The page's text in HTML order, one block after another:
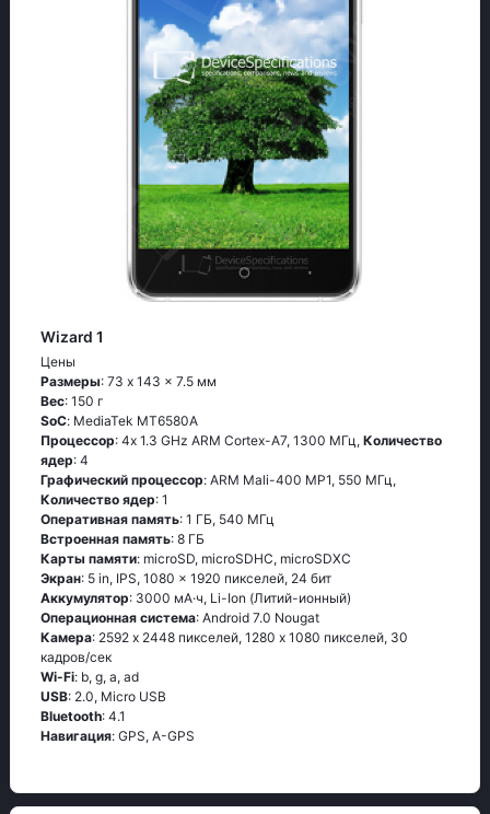
Wizard 1
Цены
Размеры: 73 x 143 x 7.5 мм
Вес: 150 г
SoC: МеdiаТеk МТ6580А
Процессор: 4х 1.3 GНz АRМ Соrtех-А7, 1300 МГц, Количество
ядер: 4
Графический процессор: ARM Mali-400 MP1, 550 МГц,
Количество ядер: 1
Оперативная память: 1 ГБ, 540 МГц
Встроенная память: 8 ГБ
Карты памяти: microSD, microSDHC, microSDXC
Экран: 5 in, IPS, 1080 x 1920 пикселей, 24 бит
Аккумулятор: 3000 мА·ч, Li-Ion (Литий-ионный)
Oперационная система: Аndrоid 7.0 Νоugаt
Камера: 2592 x 2448 пикселей, 1280 x 1080 пикселей, 30
кадров/сек
Wi-Fi: b, g, а, аd
USB: 2.0, Micro USB
Bluetooth: 4.1
Навигация: GРS, А-GРS